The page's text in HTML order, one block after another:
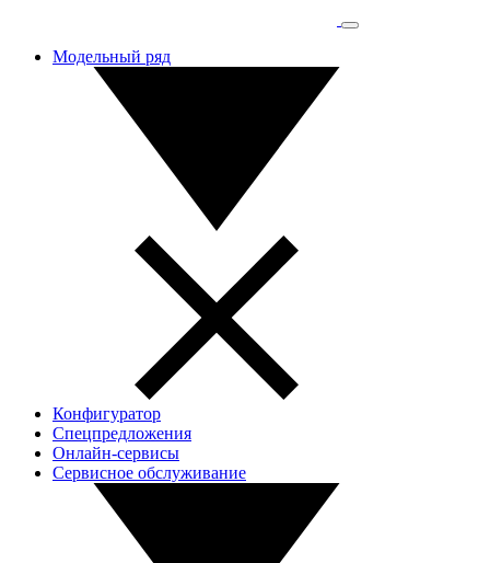
Модельный ряд
Конфигуратор
Спецпредложения
Онлайн-сервисы
Сервисное обслуживание